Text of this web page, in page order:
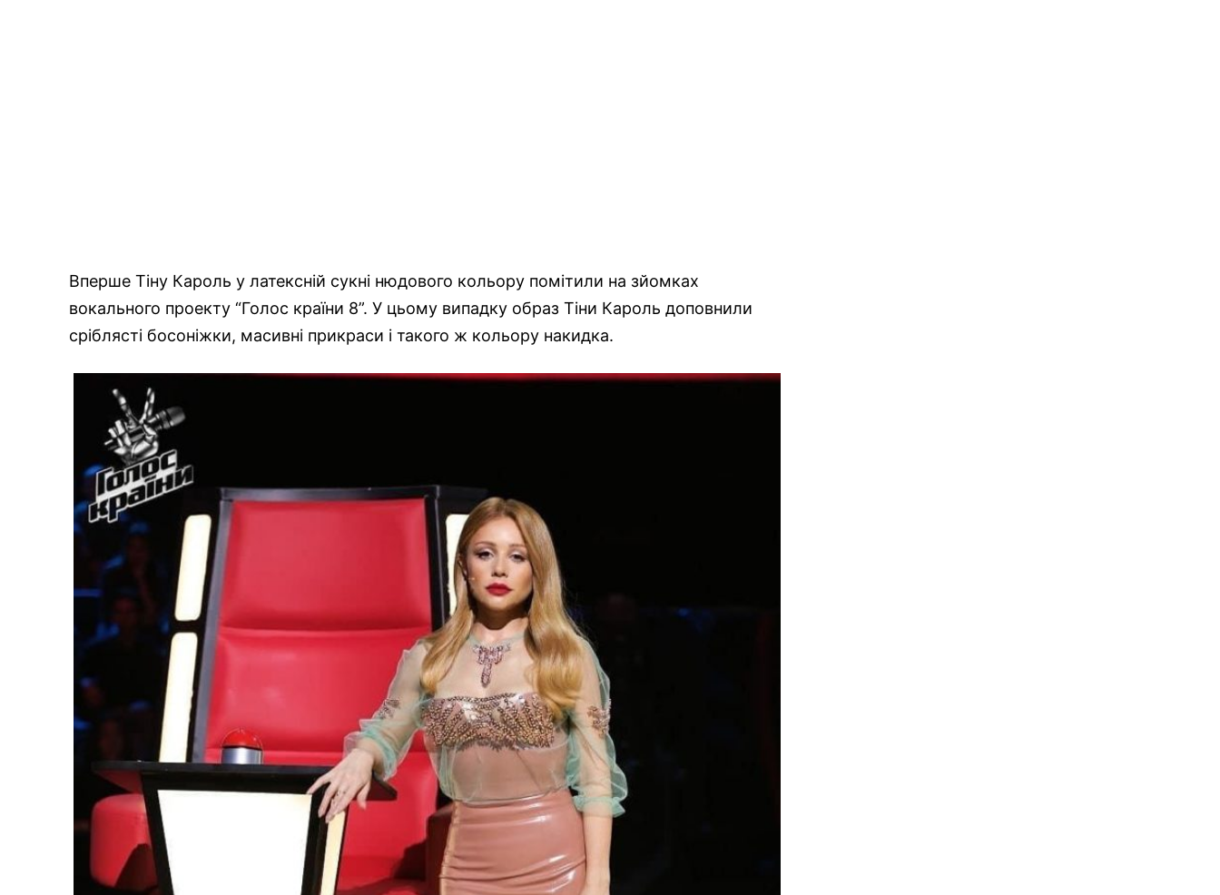
Вперше Тіну Кароль у латексній сукні нюдового кольору помітили на зйомках
вокального проекту “Голос країни 8”. У цьому випадку образ Тіни Кароль доповнили
сріблясті босоніжки, масивні прикраси і такого ж кольору накидка.